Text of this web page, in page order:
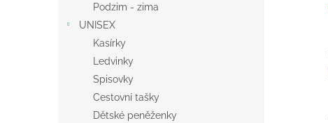
Podzim - zima
UNISEX
Kasírky
Ledvinky
Spisovky
Cestovní tašky
Dětské peněženky